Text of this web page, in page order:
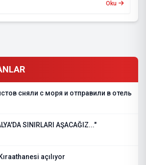
Oku
сняли с моря и отправили в отель
SINIRLARI AŞACAĞIZ..."
açılıyor